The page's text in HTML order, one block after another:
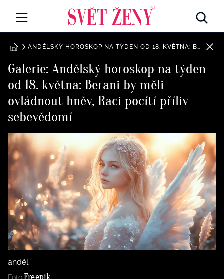
MÓDA A KRÁSA
CELEBRITY
Všechny kategorie
Rozhovory
RETROHUBKY
PSYCHOLOGIE
Všechny kategorie
Seberozvoj
ZDRAVÍ
Všechny kategorie
Životní styl
Všechny kategorie
Testy a kvízy
BYDLENÍ
Všechny kategorie
Tvoření
Rady a tipy
BurdaMedia
Extra
DOMŮ ANDĚLSKÝ HOROSKOP NA TÝDEN OD 18. KVĚTNA: BERANI BY MĚLI OVLÁDNOUT HNĚV, RACI POCÍTÍ PŘÍLIV SEBEVĚDOMÍ
Galerie: Andělský horoskop na týden
od 18. května: Berani by měli
ovládnout hněv, Raci pocítí příliv
sebevědomí
anděl
Foto: